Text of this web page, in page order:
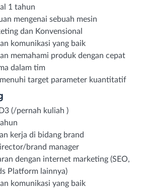
1 tahun
mengenai sebuah mesin
dan Konvensional
komunikasi yang baik
memahami produk dengan cepat
dalam tim
target parameter kuantitatif
(/pernah kuliah )
kerja di bidang brand
brand manager
dengan internet marketing (SEO,
Platform lainnya)
komunikasi yang baik